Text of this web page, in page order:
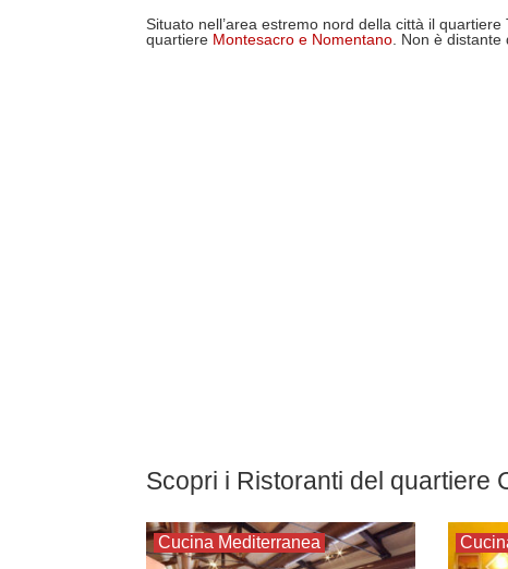
Situato nell’area estremo nord della città il
quartiere Montesacro e Nomentano . Non è
Scopri i Ristoranti del quartiere
Cucina Mediterranea